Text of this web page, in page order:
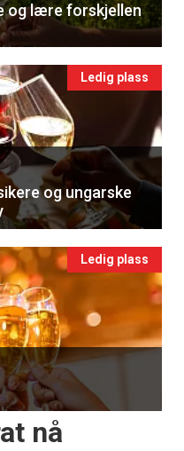
og lære forskjellen
Ledig plass
og ungarske
Ledig plass
nå